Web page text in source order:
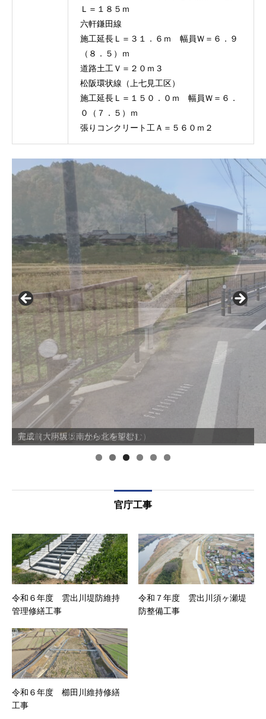
Ｌ＝１８５ｍ
六軒鎌田線
施工延長Ｌ＝３１．６ｍ 幅員Ｗ＝６．９
（８．５）ｍ
道路土工Ｖ＝２０ｍ３
松阪環状線（上七見工区）
施工延長Ｌ＝１５０．０ｍ 幅員Ｗ＝６．
０（７．５）ｍ
張りコンクリート工Ａ＝５６０ｍ２
着工前（小阿坂：北から南を望む）
官庁工事
令和６年度 雲出川堤防維持
管理修繕工事
令和７年度 雲出川須ヶ瀬堤
防整備工事
令和６年度 櫛田川維持修繕
工事